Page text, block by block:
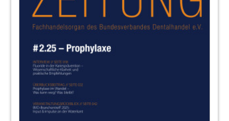
Author
ABO Service
orangedental GmbH & Co. KG